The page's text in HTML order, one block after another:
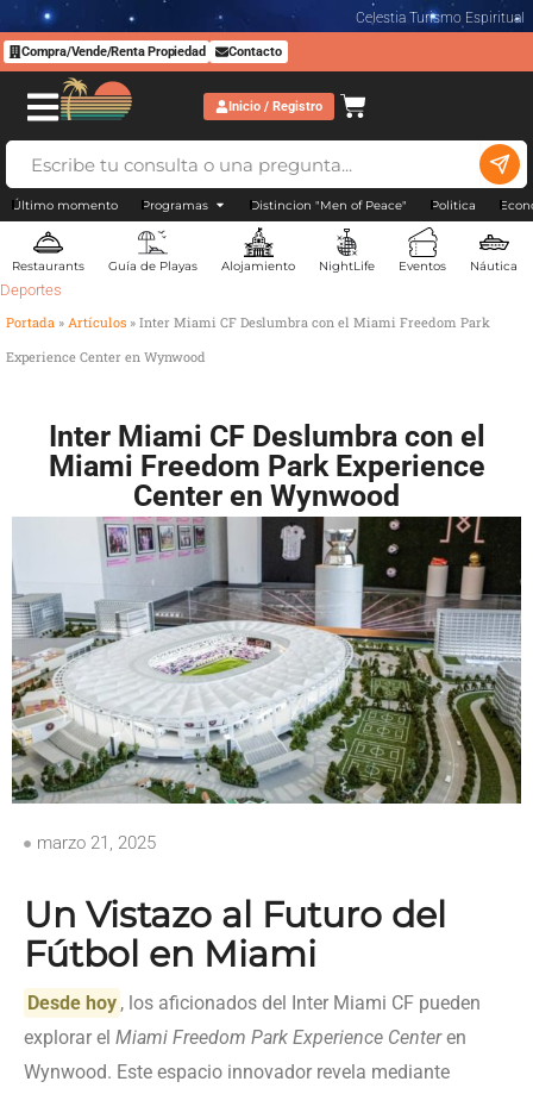
Celestia Turismo Espiritual
Compra/Vende/Renta Propiedad Contacto
Inicio / Registro
Último momento Programas Distincion "Men of Peace" Politica
Restaurants Guía de Playas Alojamiento NightLife Eventos Náutica
Deportes
Portada » Artículos » Inter Miami CF Deslumbra con el Miami Freedom Park
Experience Center en Wynwood
Inter Miami CF Deslumbra con el
Miami Freedom Park Experience
Center en Wynwood
marzo 21, 2025
Un Vistazo al Futuro del
Fútbol en Miami
Desde hoy , los aficionados del Inter Miami CF pueden
explorar el Miami Freedom Park Experience Centeren
Wynwood. Este espacio innovador revela mediante